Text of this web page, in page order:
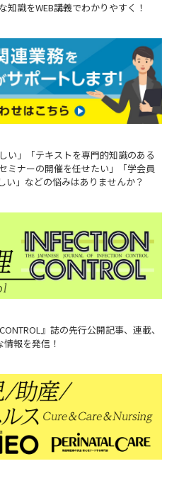
識をWEB講義でわかりやすく！
い」「テキストを専門的知識のある
ミナーの開催を任せたい」「学会員
い」などの悩みはありませんか？
』誌の先行公開記事、連載、
報を発信！